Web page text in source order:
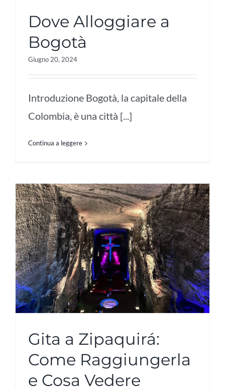
Dove Alloggiare a
Bogotà
Giugno 20, 2024
Introduzione Bogotà, la capitale della
Colombia, è una città [...]
Continua a leggere
Gita a Zipaquirá:
Come Raggiungerla
e Cosa Vedere